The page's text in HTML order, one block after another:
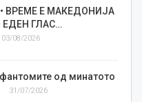
ВРЕМЕ Е МАКЕДОНИЈА
ЕДЕН ГЛАС…
03/08/2026
од минатото
31/07/2026